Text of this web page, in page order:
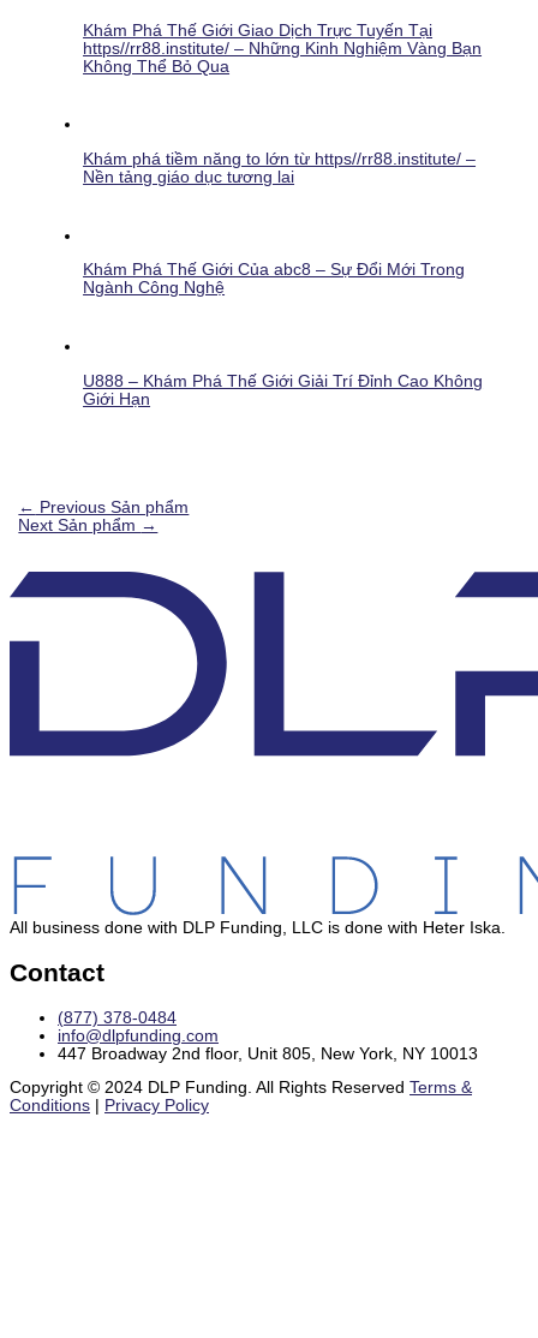
Khám Phá Thế Giới Giao Dịch Trực Tuyến Tại
https//rr88.institute/ – Những Kinh Nghiệm Vàng Bạn
Không Thể Bỏ Qua
Khám phá tiềm năng to lớn từ https//rr88.institute/ –
Nền tảng giáo dục tương lai
Khám Phá Thế Giới Của abc8 – Sự Đổi Mới Trong
Ngành Công Nghệ
U888 – Khám Phá Thế Giới Giải Trí Đỉnh Cao Không
Giới Hạn
← Previous Sản phẩm
Next Sản phẩm →
All business done with DLP Funding, LLC is done with Heter Iska.
Contact
(877) 378-0484
info@dlpfunding.com
447 Broadway 2nd floor, Unit 805, New York, NY 10013
Copyright © 2024 DLP Funding. All Rights Reserved Terms &
Conditions
Privacy Policy